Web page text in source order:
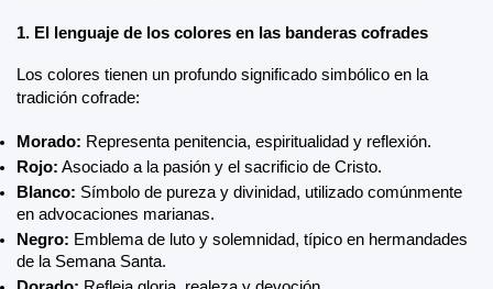
1. El lenguaje de los colores en las banderas cofrades
Los colores tienen un profundo significado simbólico en la
tradición cofrade:
Morado: Representa penitencia, espiritualidad y reflexión.
Rojo: Asociado a la pasión y el sacrificio de Cristo.
Blanco: Símbolo de pureza y divinidad, utilizado comúnmente
en advocaciones marianas.
Negro: Emblema de luto y solemnidad, típico en hermandades
de la Semana Santa.